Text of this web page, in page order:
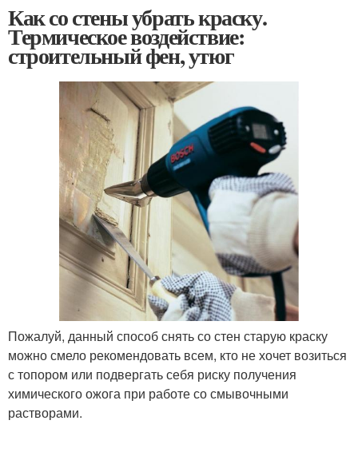
Как со стены убрать краску.
Термическое воздействие:
строительный фен, утюг
Пожалуй, данный способ снять со стен старую краску
можно смело рекомендовать всем, кто не хочет возиться
с топором или подвергать себя риску получения
химического ожога при работе со смывочными
растворами.